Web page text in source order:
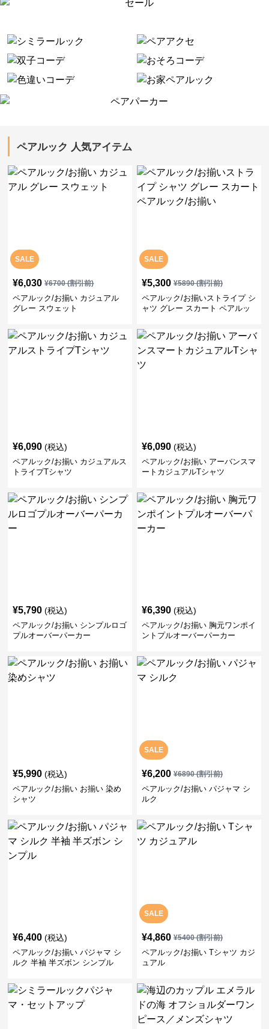
ペアルック 人気アイテム
SALE
¥6,030 ¥6700(割引前)
ペアルック/お揃い カジュアル
グレー スウェット
SALE
¥5,300 ¥5890(割引前)
ペアルック/お揃いストライプ シ
ャツ グレー スカート ペアルッ
¥6,090 (税込)
ペアルック/お揃い カジュアルス
トライプTシャツ
¥6,090 (税込)
ペアルック/お揃い アーバンスマ
ートカジュアルTシャツ
¥5,790 (税込)
ペアルック/お揃い シンプルロゴ
プルオーバーパーカー
¥6,390 (税込)
ペアルック/お揃い 胸元ワンポイ
ントプルオーバーパーカー
¥5,990 (税込)
ペアルック/お揃い お揃い 染め
シャツ
SALE
¥6,200 ¥6890(割引前)
ペアルック/お揃い パジャマ シ
ルク
¥6,400 (税込)
ペアルック/お揃い パジャマ シ
ルク 半袖 半ズボン シンプル
SALE
¥4,860 ¥5400(割引前)
ペアルック/お揃い Tシャツ カジ
ュアル